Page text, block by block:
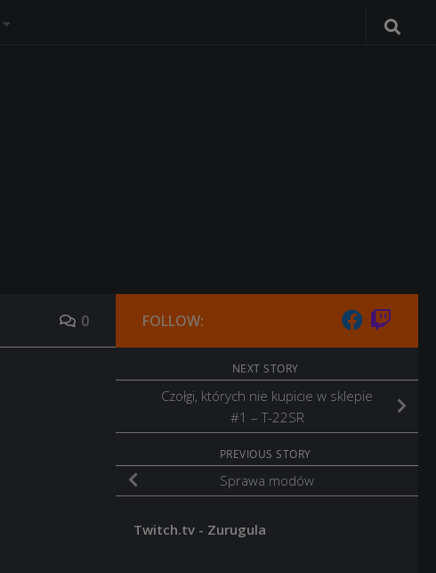
0 FOLLOW:
NEXT STORY
Czołgi, których nie kupicie w sklepie
#1 – T-22SR
PREVIOUS STORY
Sprawa modów
Twitch.tv - Zurugula